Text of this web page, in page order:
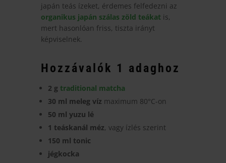
japán teás ízeket, érdemes felfedezni az
organikus japán szálas zöld teákat is,
mert hasonlóan friss, tiszta irányt
képviselnek.
Hozzávalók 1 adaghoz
2 g traditional matcha
30 ml meleg víz maximum 80°C-on
50 ml yuzu lé
1 teáskanál méz, vagy ízlés szerint
150 ml tonic
jégkocka